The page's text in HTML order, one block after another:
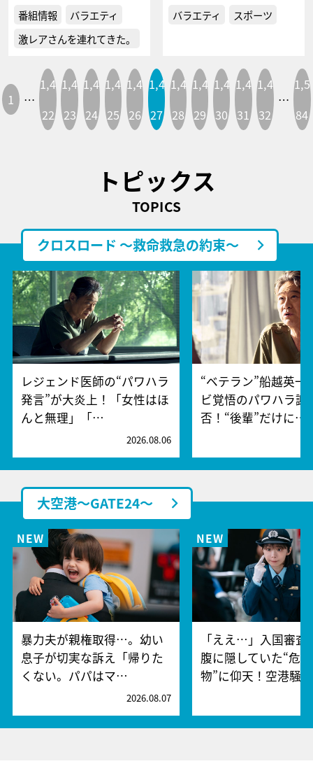
番組情報
バラエティ
激レアさんを連れてきた。
バラエティ スポーツ
1 …
1,4
22
1,4
23
1,4
24
1,4
25
1,4
26
1,4
27
1,4
28
1,4
29
1,4
30
1,4
31
1,4
32
…
1,5
84
トピックス
TOPICS
クロスロード ～救命救急の約束～
レジェンド医師の“パワハラ
発言”が大炎上！「女性はほ
んと無理」「…
2026.08.06
“ベテラン”船越英一
ビ覚悟のパワハラ謝
否！“後輩”だけに…
大空港～GATE24～
暴力夫が親権取得…。幼い
息子が切実な訴え「帰りた
くない。パパはマ…
2026.08.07
「ええ…」入国審査
腹に隠していた“危
物”に仰天！空港騒